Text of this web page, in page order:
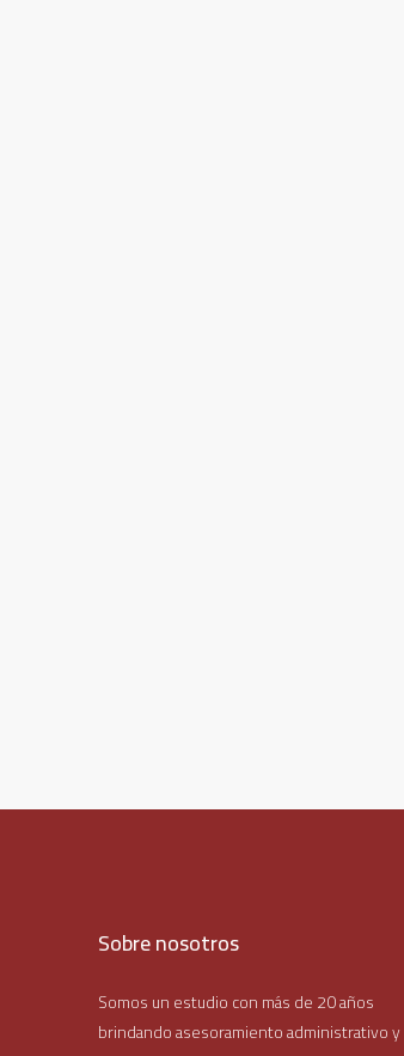
Sobre nosotros
Somos un estudio con más de 20 años
brindando asesoramiento administrativo y